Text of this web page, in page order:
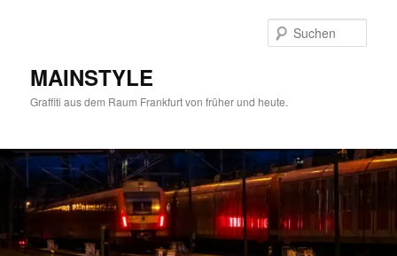
MAINSTYLE
Graffiti aus dem Raum Frankfurt von früher und heute.